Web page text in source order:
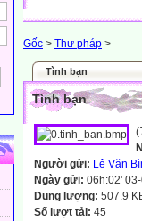
Gốc > Thư pháp >
Tình bạn
Tình bạn
(
Người gửi: Lê Văn
Ngày gửi: 06h:02'
Dung lượng: 507.9
Số lượt tải: 45